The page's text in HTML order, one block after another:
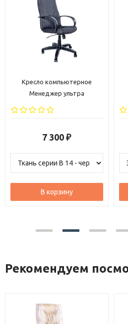
Кресло офисное Ника
стандарт
11 250₽
В корзину
Рекомендуем